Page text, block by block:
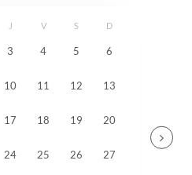
J V S D
3 4 5 6
10 11 12 13
17 18 19 20
24 25 26 27